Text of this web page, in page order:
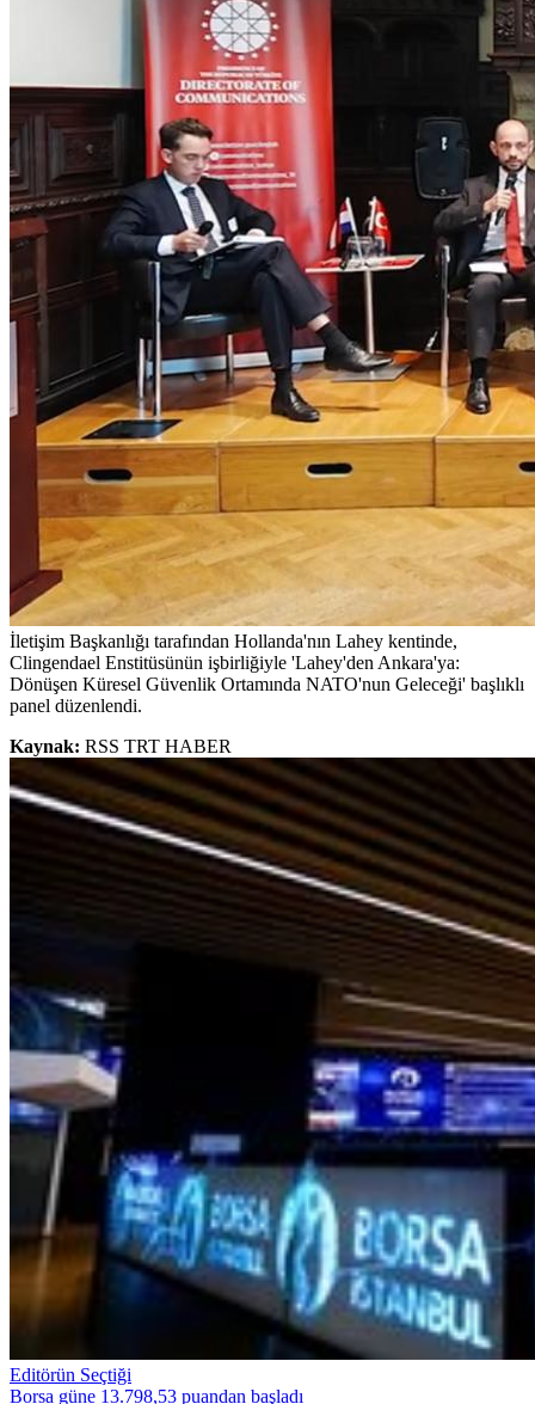
İletişim Başkanlığı tarafından Hollanda'nın Lahey kentinde,
Clingendael Enstitüsünün işbirliğiyle 'Lahey'den Ankara'ya:
Dönüşen Küresel Güvenlik Ortamında NATO'nun Geleceği' başlıklı
panel düzenlendi.
Kaynak: RSS TRT HABER
Editörün Seçtiği
Borsa güne 13.798,53 puandan başladı